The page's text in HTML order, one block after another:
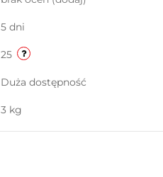
5 dni
25
Duża dostępność
3 kg